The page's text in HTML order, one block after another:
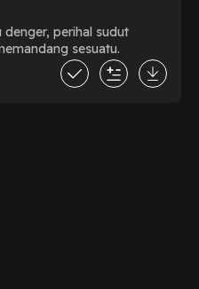
denger, perihal sudut
sesuatu.